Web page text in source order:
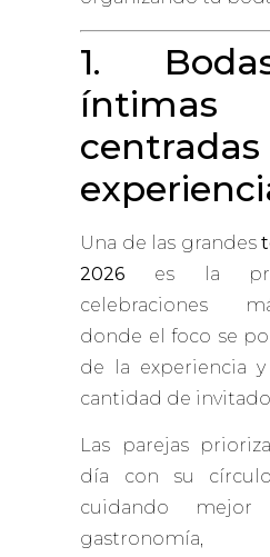
1.
Una de las grandes
2026 es la
celebraciones
donde el foco se
de la experiencia
cantidad de
Las parejas
día con su
cuidando mejor
gastronomía,